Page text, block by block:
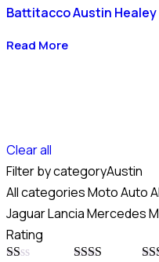
Battitacco Austin Healey
Read More
Clear all
Filter by categoryAustin
All categoriesMotoAuto
JaguarLanciaMercedes
Rating